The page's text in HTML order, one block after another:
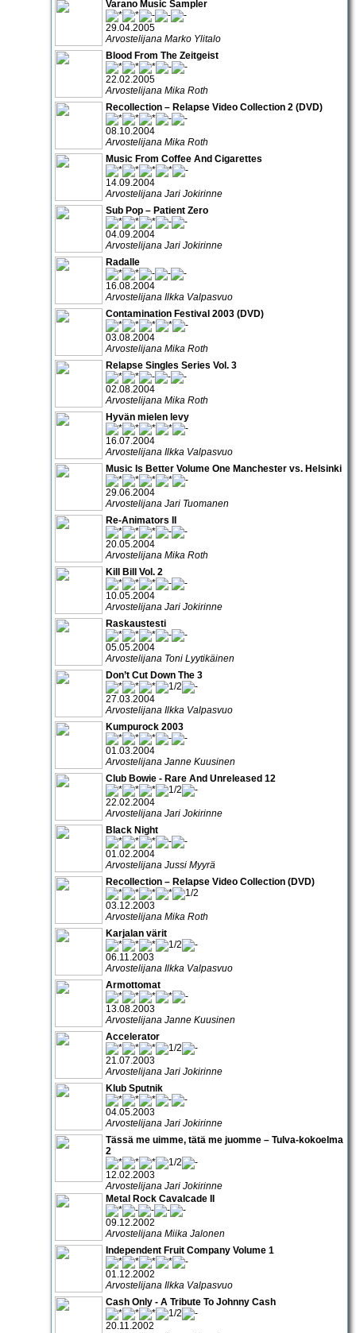
Varano Music Sampler
29.04.2005
Arvostelijana Marko Ylitalo
Blood From The Zeitgeist
22.02.2005
Arvostelijana Mika Roth
Recollection – Relapse Video Collection 2 (DVD)
08.10.2004
Arvostelijana Mika Roth
Music From Coffee And Cigarettes
14.09.2004
Arvostelijana Jari Jokirinne
Sub Pop – Patient Zero
04.09.2004
Arvostelijana Jari Jokirinne
Radalle
16.08.2004
Arvostelijana Ilkka Valpasvuo
Contamination Festival 2003 (DVD)
03.08.2004
Arvostelijana Mika Roth
Relapse Singles Series Vol. 3
02.08.2004
Arvostelijana Mika Roth
Hyvän mielen levy
16.07.2004
Arvostelijana Ilkka Valpasvuo
Music Is Better Volume One Manchester vs. Helsinki
29.06.2004
Arvostelijana Jari Tuomanen
Re-Animators II
20.05.2004
Arvostelijana Mika Roth
Kill Bill Vol. 2
10.05.2004
Arvostelijana Jari Jokirinne
Raskaustesti
05.05.2004
Arvostelijana Toni Lyytikäinen
Don’t Cut Down The 3
27.03.2004
Arvostelijana Ilkka Valpasvuo
Kumpurock 2003
01.03.2004
Arvostelijana Janne Kuusinen
Club Bowie - Rare And Unreleased 12
22.02.2004
Arvostelijana Jari Jokirinne
Black Night
01.02.2004
Arvostelijana Jussi Myyrä
Recollection – Relapse Video Collection (DVD)
03.12.2003
Arvostelijana Mika Roth
Karjalan värit
06.11.2003
Arvostelijana Ilkka Valpasvuo
Armottomat
13.08.2003
Arvostelijana Janne Kuusinen
Accelerator
21.07.2003
Arvostelijana Jari Jokirinne
Klub Sputnik
04.05.2003
Arvostelijana Jari Jokirinne
Tässä me uimme, tätä me juomme – Tulva-kokoelma
2
12.02.2003
Arvostelijana Jari Jokirinne
Metal Rock Cavalcade II
09.12.2002
Arvostelijana Miika Jalonen
Independent Fruit Company Volume 1
01.12.2002
Arvostelijana Ilkka Valpasvuo
Cash Only - A Tribute To Johnny Cash
20.11.2002